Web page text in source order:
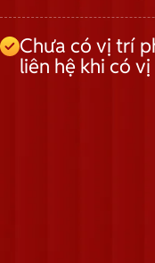
Chưa có vị trí
liên hệ khi có